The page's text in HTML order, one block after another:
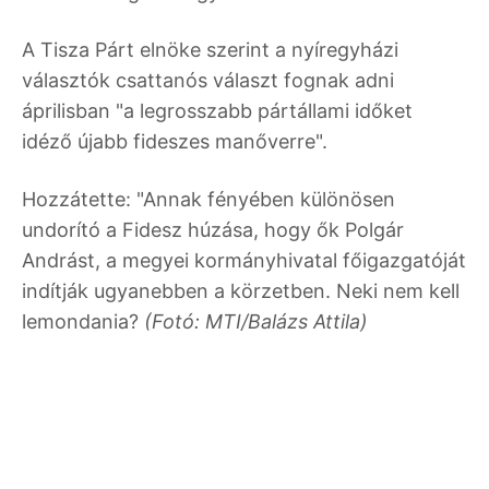
A Tisza Párt elnöke szerint a nyíregyházi
választók csattanós választ fognak adni
áprilisban "a legrosszabb pártállami időket
idéző újabb fideszes manőverre".
Hozzátette: "Annak fényében különösen
undorító a Fidesz húzása, hogy ők Polgár
Andrást, a megyei kormányhivatal főigazgatóját
indítják ugyanebben a körzetben. Neki nem kell
lemondania? (Fotó: MTI/Balázs Attila)